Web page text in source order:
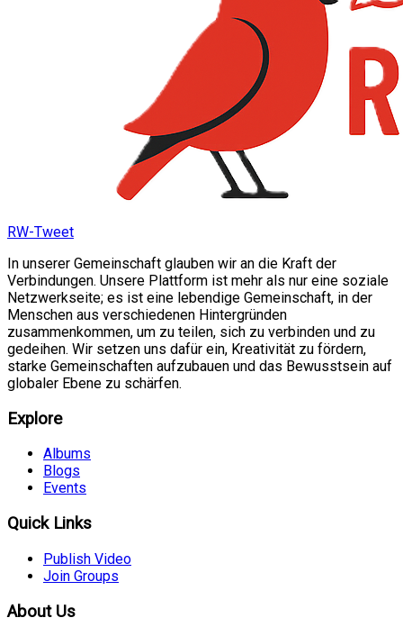
RW-Tweet
In unserer Gemeinschaft glauben wir an die Kraft der
Verbindungen. Unsere Plattform ist mehr als nur eine soziale
Netzwerkseite; es ist eine lebendige Gemeinschaft, in der
Menschen aus verschiedenen Hintergründen
zusammenkommen, um zu teilen, sich zu verbinden und zu
gedeihen. Wir setzen uns dafür ein, Kreativität zu fördern,
starke Gemeinschaften aufzubauen und das Bewusstsein auf
globaler Ebene zu schärfen.
Explore
Albums
Blogs
Events
Quick Links
Publish Video
Join Groups
About Us